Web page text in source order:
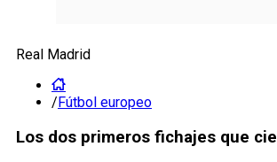
Real Madrid
/Fútbol europeo
Los dos primeros fichajes que